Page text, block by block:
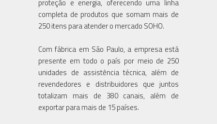
proteção e energia, oferecendo uma linha
completa de produtos que somam mais de
250 itens para atender o mercado SOHO.
Com fábrica em São Paulo, a empresa está
presente em todo o país por meio de 250
unidades de assistência técnica, além de
revendedores e distribuidores que juntos
totalizam mais de 380 canais, além de
exportar para mais de 15 países.